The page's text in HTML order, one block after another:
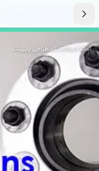
نماتک /مقالات/کد طراحی پایپینگ